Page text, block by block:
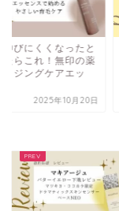
ュー：【安いパーソ
カラー診断】大阪の
すめサロンを体験
2024年4月9日